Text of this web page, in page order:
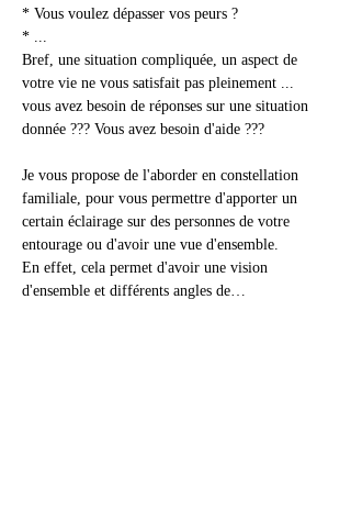
* Vous voulez dépasser vos peurs ?
* ...
Bref, une situation compliquée, un aspect de
votre vie ne vous satisfait pas pleinement ...
vous avez besoin de réponses sur une situation
donnée ??? Vous avez besoin d'aide ???
Je vous propose de l'aborder en constellation
familiale, pour vous permettre d'apporter un
certain éclairage sur des personnes de votre
entourage ou d'avoir une vue d'ensemble.
En effet, cela permet d'avoir une vision
d'ensemble et différents angles de…